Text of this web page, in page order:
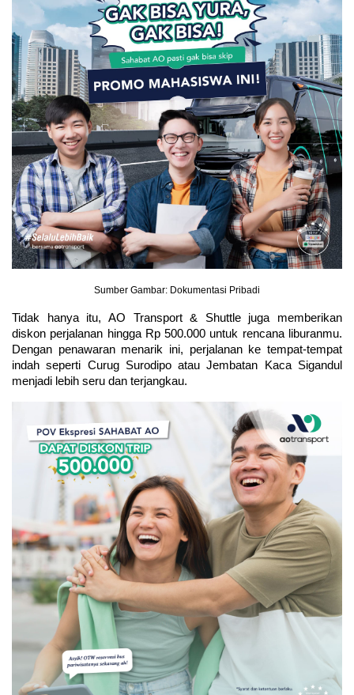
Sumber Gambar: Dokumentasi Pribadi
Tidak hanya itu, AO Transport & Shuttle juga memberikan
diskon perjalanan hingga Rp 500.000 untuk rencana liburanmu.
Dengan penawaran menarik ini, perjalanan ke tempat-tempat
indah seperti Curug Surodipo atau Jembatan Kaca Sigandul
menjadi lebih seru dan terjangkau.